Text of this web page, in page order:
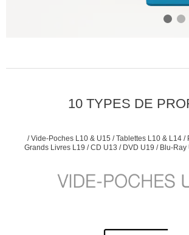
10 TYPES DE
/ Vide-Poches L10 & U15 / Tablettes L10 & L14 /
Grands Livres L19 / CD U13 / DVD U19 / Blu-Ray